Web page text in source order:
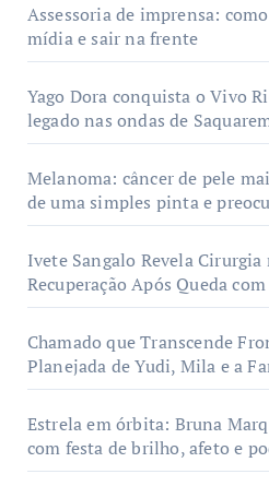
Assessoria de imprensa:
mídia e sair na frente
Yago Dora conquista o Vivo
legado nas ondas de
Melanoma: câncer de pele
de uma simples pinta e
Ivete Sangalo Revela
Recuperação Após Queda
Chamado que Transcende
Planejada de Yudi, Mila e a
Estrela em órbita: Bruna
com festa de brilho, afeto e